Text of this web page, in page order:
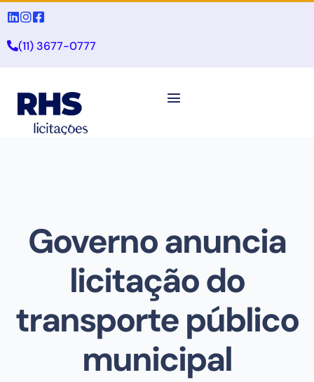
(11) 3677-0777
Governo anuncia
licitação do
transporte público
municipal